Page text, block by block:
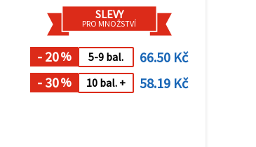
SLEVY
PRO MNOŽSTVÍ
- 20% 5-9 bal.
66.50 Kč
- 30% 10 bal. + 58.19 Kč